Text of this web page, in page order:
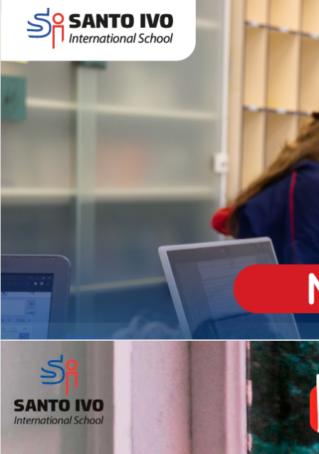
Novidades 2026 High School
Matrículas Abertas 2026
EDUCAÇÃO INFANTIL
Inglês todos os dias
MÉDIO
igh School
Dupla Diplomação
2º AO 5º ANO FUNDAMENTAL